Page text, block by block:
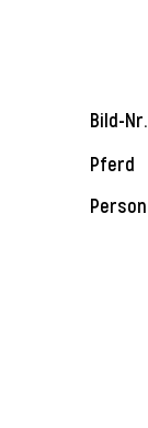
Bild-Nr.
Pferd
Person